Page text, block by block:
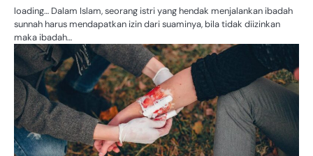
loading… Dalam Islam, seorang istri yang hendak menjalankan ibadah
sunnah harus mendapatkan izin dari suaminya, bila tidak diizinkan
maka ibadah…